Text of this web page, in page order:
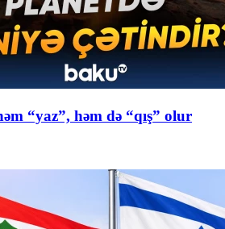
“yaz”, həm də “qış” olur